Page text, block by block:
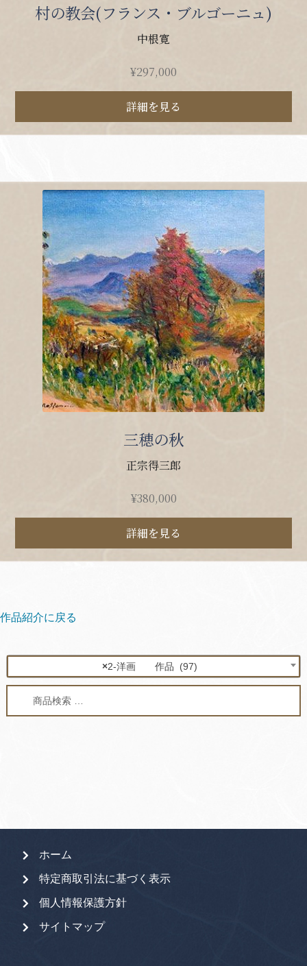
村の教会(フランス・ブルゴーニュ)
中根寛
¥297,000
詳細を見る
三穂の秋
正宗得三郎
¥380,000
詳細を見る
作品紹介に戻る
×2-洋画 作品 (97)
ホーム
特定商取引法に基づく表示
個人情報保護方針
サイトマップ